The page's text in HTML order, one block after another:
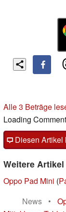
3
Fragen,
Artikel? - Uns
Anmeldung
Alle 3
Diesen Artikel
Weitere